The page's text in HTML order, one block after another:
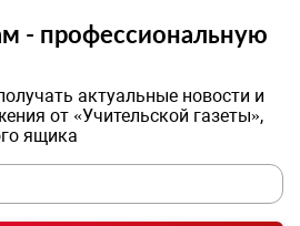
- профессиональную
актуальные новости и
от «Учительской газеты»,
ящика